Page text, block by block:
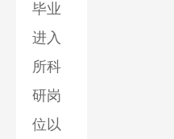
毕业
进入
所科
研岗
位以